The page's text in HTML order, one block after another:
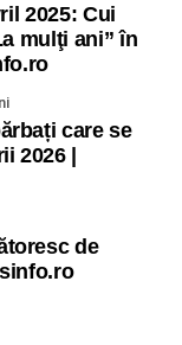
2025: Cui
mulţi ani” în
care se
2026 |
de